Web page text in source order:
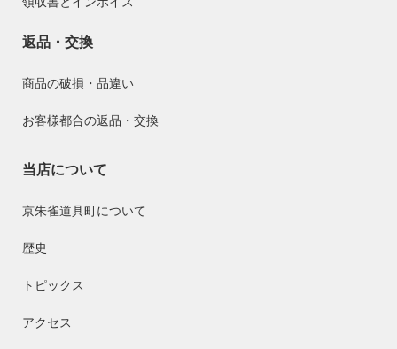
返品・交換
商品の破損・品違い
お客様都合の返品・交換
当店について
京朱雀道具町について
歴史
トピックス
アクセス